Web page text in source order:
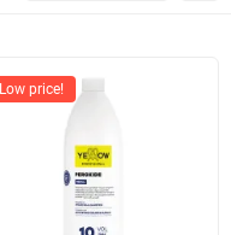
Low price!